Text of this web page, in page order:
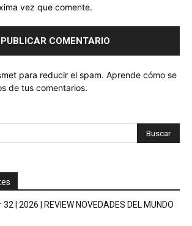
vez que comente.
para reducir el spam. Aprende cómo se
de tus comentarios.
| 2026 | REVIEW NOVEDADES DEL MUNDO